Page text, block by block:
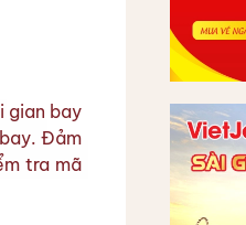
gian bay
Đảm
tra mã